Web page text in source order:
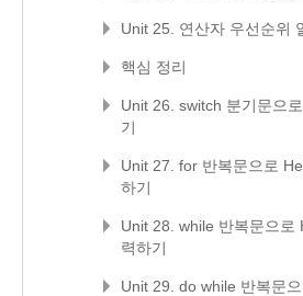
Unit 25. 연산자 우선순위
핵심 정리
Unit 26. switch 분기문으
기
Unit 27. for 반복문으로
하기
Unit 28. while 반복문으로
력하기
Unit 29. do while 반복문